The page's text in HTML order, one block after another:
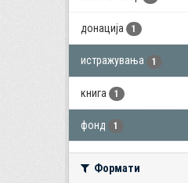
донација 1
истражувања 1
книга 1
фонд 1
Формати